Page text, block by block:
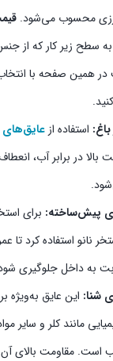
محسوب می‌شود.
به سطح زیر کار که از
همین صفحه با
استفاده از عایق‌های
بالا در برابر آب،
پیش‌ساخته: برای
نانو استفاده کرد تا
به داخل جلوگیری
شنا: این عایق به‌ویژه
مانند کلر و سایر
است. مقاومت بالای آن